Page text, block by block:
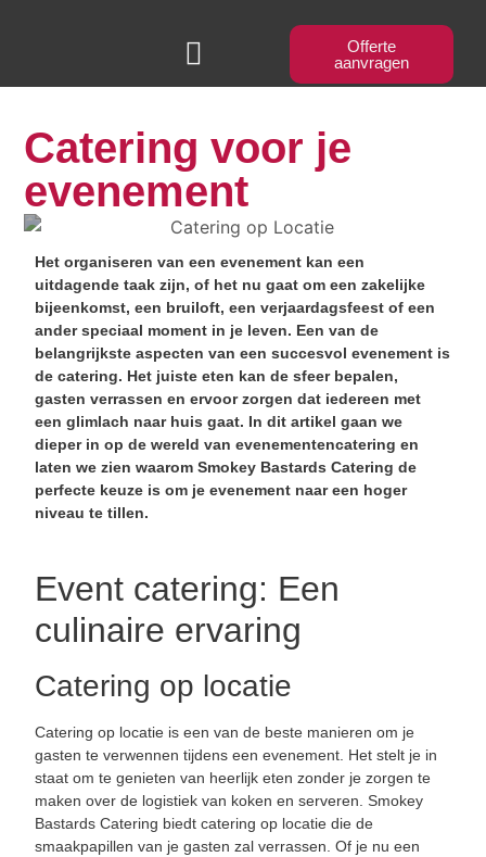
Offerte
aanvragen
Catering voor je
evenement
Het organiseren van een evenement kan een
uitdagende taak zijn, of het nu gaat om een zakelijke
bijeenkomst, een bruiloft, een verjaardagsfeest of een
ander speciaal moment in je leven. Een van de
belangrijkste aspecten van een succesvol evenement is
de catering. Het juiste eten kan de sfeer bepalen,
gasten verrassen en ervoor zorgen dat iedereen met
een glimlach naar huis gaat. In dit artikel gaan we
dieper in op de wereld van evenementencatering en
laten we zien waarom Smokey Bastards Catering de
perfecte keuze is om je evenement naar een hoger
niveau te tillen.
Event catering: Een
culinaire ervaring
Catering op locatie
Catering op locatie is een van de beste manieren om je
gasten te verwennen tijdens een evenement. Het stelt je in
staat om te genieten van heerlijk eten zonder je zorgen te
maken over de logistiek van koken en serveren. Smokey
Bastards Catering biedt catering op locatie die de
smaakpapillen van je gasten zal verrassen. Of je nu een